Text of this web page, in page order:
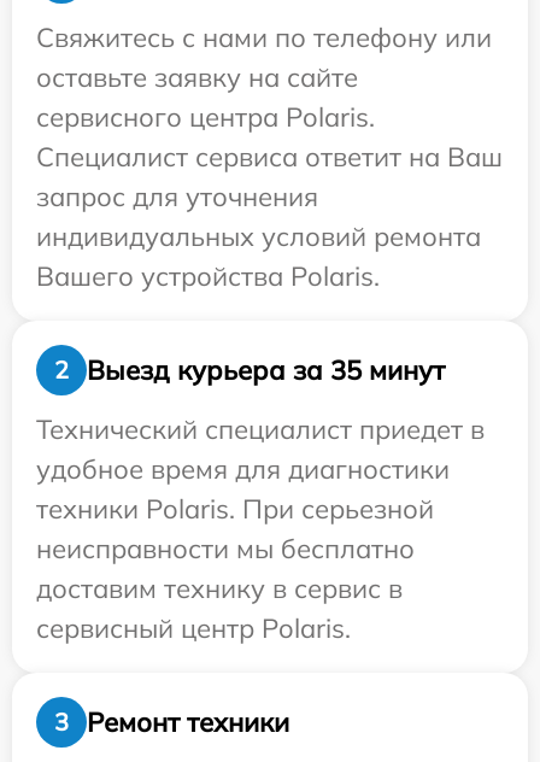
Свяжитесь с нами по телефону или
оставьте заявку на сайте
сервисного центра Polaris.
Специалист сервиса ответит на Ваш
запрос для уточнения
индивидуальных условий ремонта
Вашего устройства Polaris.
2
Выезд курьера за 35 минут
Технический специалист приедет в
удобное время для диагностики
техники Polaris. При серьезной
неисправности мы бесплатно
доставим технику в сервис в
сервисный центр Polaris.
3 Ремонт техники